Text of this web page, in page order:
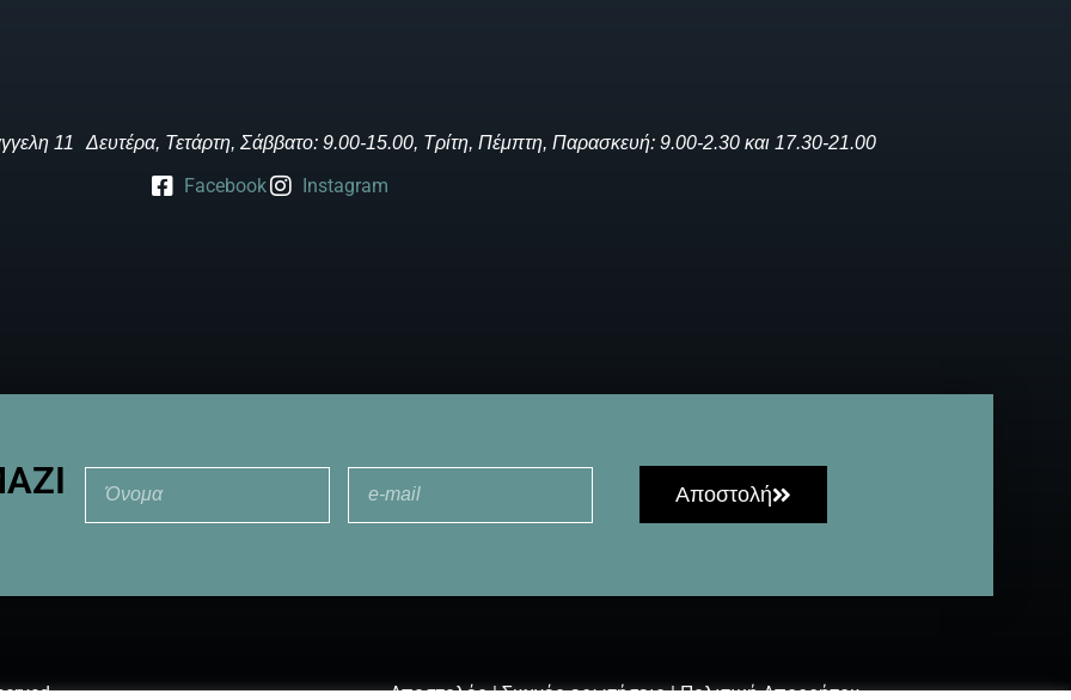
11 Δευτέρα, Τετάρτη, Σάββατο: 9.00-15.00, Τρίτη, Πέμπτη, Παρασκευή: 9.00-2.30 και 17.30-21.00
Facebook Instagram
Αποστολή
Αποστολές|Συχνές ερωτήσεις|Πολιτική Απορρήτου